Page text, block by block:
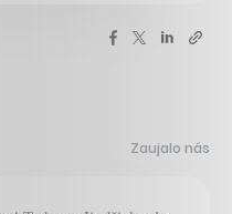
Zaujalo nás